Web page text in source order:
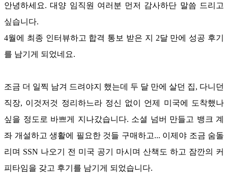
안녕하세요.대양 임직원 여러분 먼저 감사하단 말씀 드리고
싶습니다.
4월에 최종 인터뷰하고 합격 통보 받은 지 2달 만에 성공 후기
를 남기게 되었네요.
조금 더 일찍 남겨 드려야지 했는데 두 달 만에 살던 집, 다니던
직장, 이것저것 정리하느라 정신 없이 언제 미국에 도착했나
싶을 정도로 바쁘게 지나갔습니다. 소셜 넘버 만들고 뱅크 계
좌 개설하고 생활에 필요한 것들 구매하고... 이제야 조금 숨돌
리며 SSN 나오기 전 미국 공기 마시며 산책도 하고 잠깐의 커
피타임을 갖고 후기를 남기게 되었습니다.